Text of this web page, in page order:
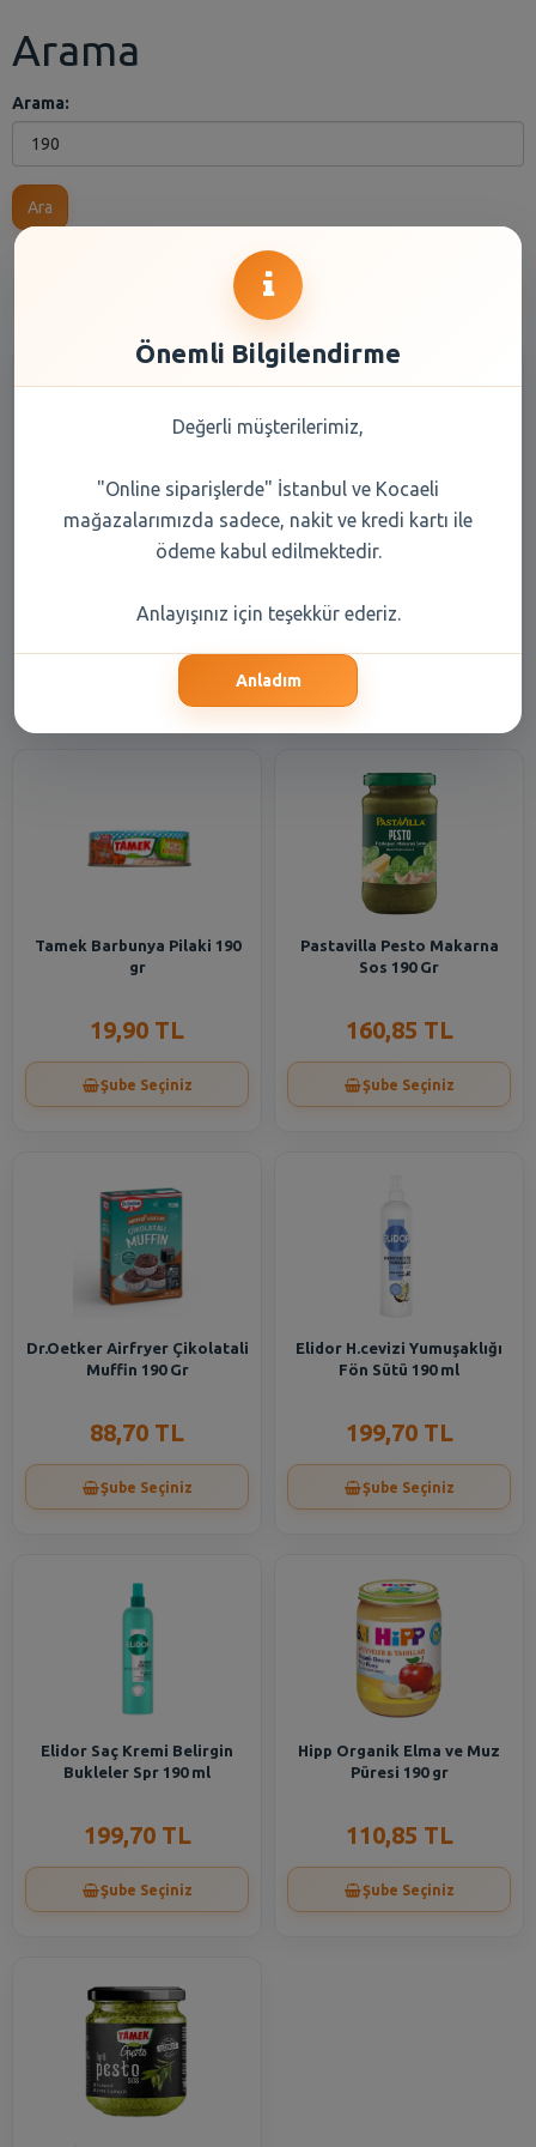
Arama
Arama:
Ara
Reyon Seçiniz
Barilla Sossto Siciliana
183,05 TL
Barilla Sossto Genovese
188,60 TL
Tamek Barbunya Pilaki 190
gr
19,90 TL
Şube Seçiniz
Pastavilla Pesto Makarna
Sos 190 Gr
160,85 TL
Şube Seçiniz
Dr.Oetker Airfryer Çikolatali
Muffin 190 Gr
88,70 TL
Şube Seçiniz
Elidor H.cevizi Yumuşaklığı
Fön Sütü 190 ml
199,70 TL
Şube Seçiniz
Elidor Saç Kremi Belirgin
Bukleler Spr 190 ml
199,70 TL
Şube Seçiniz
Hipp Organik Elma ve Muz
Püresi 190 gr
110,85 TL
Şube Seçiniz
Önemli Bilgilendirme
Değerli müşterilerimiz,
"Online siparişlerde" İstanbul ve Kocaeli
mağazalarımızda sadece, nakit ve kredi kartı ile
ödeme kabul edilmektedir.
Anlayışınız için teşekkür ederiz.
Anladım